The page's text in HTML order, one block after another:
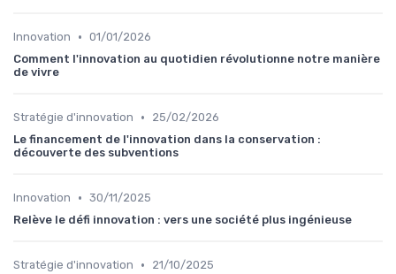
Innovation • 01/01/2026
Comment l'innovation au quotidien révolutionne notre manière
de vivre
Stratégie d'innovation •
25/02/2026
Le financement de l'innovation dans la conservation :
découverte des subventions
Innovation • 30/11/2025
Relève le défi innovation : vers une société plus ingénieuse
Stratégie d'innovation •
21/10/2025